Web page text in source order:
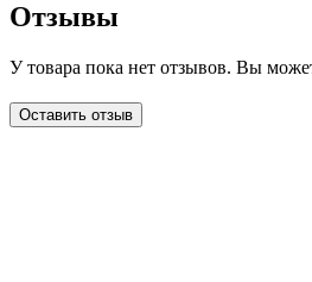
Отзывы
У товара пока нет отзывов. Вы
Оставить отзыв